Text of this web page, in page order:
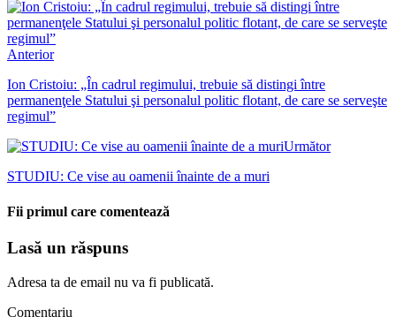
Anterior
Ion Cristoiu: „În cadrul regimului, trebuie să distingi între
permanenţele Statului şi personalul politic flotant, de care se serveşte
regimul”
Următor
STUDIU: Ce vise au oamenii înainte de a muri
Fii primul care comentează
Lasă un răspuns
Adresa ta de email nu va fi publicată.
Comentariu